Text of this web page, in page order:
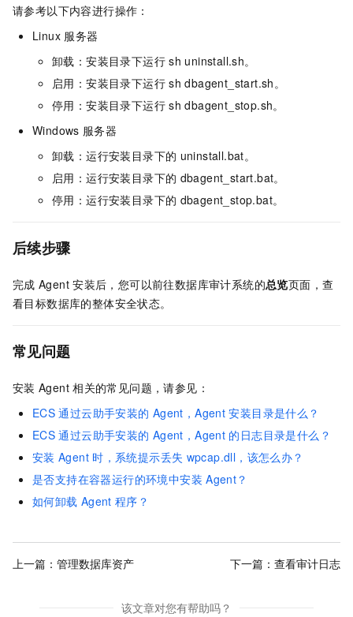
请参考以下内容进行操作：
Linux 服务器
卸载：安装目录下运行 sh uninstall.sh。
启用：安装目录下运行 sh dbagent_start.sh。
停用：安装目录下运行 sh dbagent_stop.sh。
Windows 服务器
卸载：运行安装目录下的 uninstall.bat。
启用：运行安装目录下的 dbagent_start.bat。
停用：运行安装目录下的 dbagent_stop.bat。
后续步骤
完成 Agent 安装后，您可以前往数据库审计系统的总览页面，查
看目标数据库的整体安全状态。
常见问题
安装 Agent 相关的常见问题，请参见：
ECS 通过云助手安装的 Agent，Agent 安装目录是什么？
ECS 通过云助手安装的 Agent，Agent 的日志目录是什么？
安装 Agent 时，系统提示丢失 wpcap.dll，该怎么办？
是否支持在容器运行的环境中安装 Agent？
如何卸载 Agent 程序？
上一篇： 管理数据库资产 下一篇： 查看审计日志
该文章对您有帮助吗？